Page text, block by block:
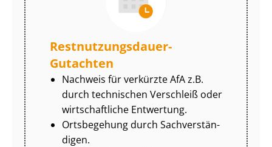
Rest­nut­zungs­dau­er-
Gutachten
Nachweis für verkürzte AfA z.B.
durch technischen Verschleiß oder
wirtschaftliche Entwertung.
Ortsbegehung durch Sach­ver­stän­
di­gen.